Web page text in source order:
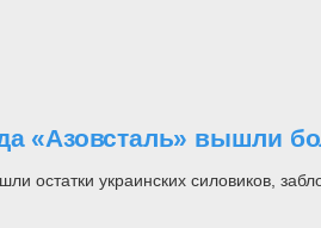
«Азовсталь» вышли
остатки украинских силовиков,